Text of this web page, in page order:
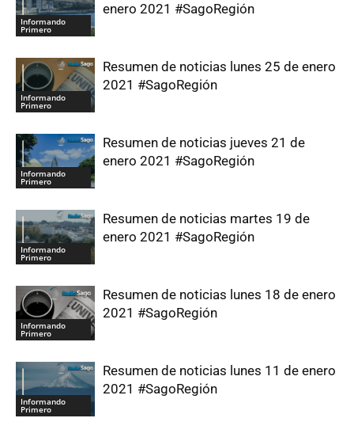
Informando
Primero
enero 2021 #SagoRegión
Informando
Primero
Resumen de noticias lunes 25 de enero
2021 #SagoRegión
Informando
Primero
Resumen de noticias jueves 21 de
enero 2021 #SagoRegión
Informando
Primero
Resumen de noticias martes 19 de
enero 2021 #SagoRegión
Informando
Primero
Resumen de noticias lunes 18 de enero
2021 #SagoRegión
Informando
Primero
Resumen de noticias lunes 11 de enero
2021 #SagoRegión